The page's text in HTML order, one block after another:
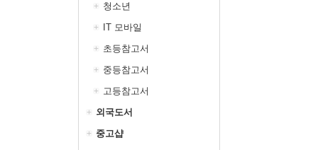
청소년
IT 모바일
초등참고서
중등참고서
고등참고서
외국도서
중고샵